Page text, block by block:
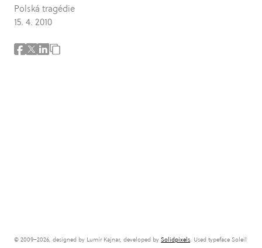
Polská tragédie
15. 4. 2010
© 2009–2026, designed by Lumír Kajnar, developed by Solidpixels. Used typeface Soleil